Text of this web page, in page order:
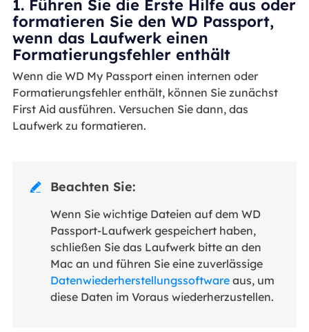
1. Führen Sie die Erste Hilfe aus oder
formatieren Sie den WD Passport,
wenn das Laufwerk einen
Formatierungsfehler enthält
Wenn die WD My Passport einen internen oder
Formatierungsfehler enthält, können Sie zunächst
First Aid ausführen. Versuchen Sie dann, das
Laufwerk zu formatieren.
 Beachten Sie:
Wenn Sie wichtige Dateien auf dem WD
Passport-Laufwerk gespeichert haben,
schließen Sie das Laufwerk bitte an den
Mac an und führen Sie eine zuverlässige
Datenwiederherstellungssoftwareaus, um
diese Daten im Voraus wiederherzustellen.